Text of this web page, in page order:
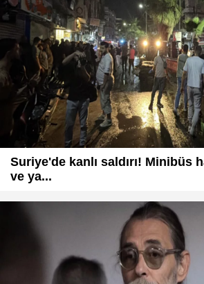
Suriye'de kanlı saldırı! Minibüs
ve ya...